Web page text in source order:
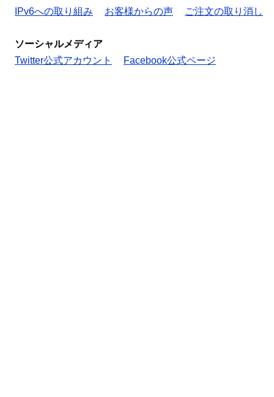
IPv6への取り組み
お客様からの声 ご注文の取り消し
ソーシャルメディア
Twitter公式アカウント
Facebook公式ページ